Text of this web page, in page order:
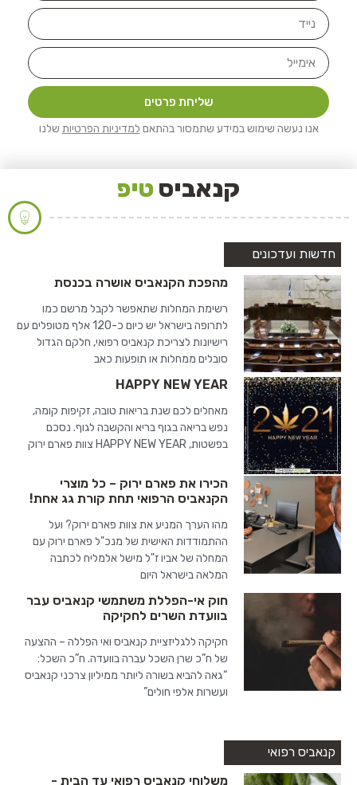
שליחת פרטים
אנו נעשה שימוש במידע שתמסור בהתאם למדיניות הפרטיות שלנו
קנאביס טיפ
חדשות ועדכונים
מהפכת הקנאביס אושרה בכנסת
רשימת המחלות שתאפשר לקבל מרשם כמו
לתרופה בישראל יש כיום כ-120 אלף מטופלים עם
רישיונות לצריכת קנאביס רפואי, חלקם הגדול
סובלים ממחלות או תופעות כאב
HAPPY NEW YEAR
מאחלים לכם שנת בריאות טובה, זקיפות קומה,
נפש בריאה בגוף בריא והקשבה לגוף. נסכם
בפשטות, HAPPY NEW YEAR צוות פארם ירוק
הכירו את פארם ירוק – כל מוצרי
הקנאביס הרפואי תחת קורת גג אחת!
מהו הערך המניע את צוות פארם ירוק? ועל
ההתמודדות האישית של מנכ"ל פארם ירוק עם
המחלה של אביו ז"ל מישל אלמליח לכתבה
המלאה בישראל היום
חוק אי-הפללת משתמשי קנאביס עבר
בוועדת השרים לחקיקה
חקיקה ללגליזציית קנאביס ואי הפללה – ההצעה
של ח”כ שרן השכל עברה בוועדה. ח”כ השכל:
“גאה להביא בשורה ליותר ממיליון צרכני קנאביס
ועשרות אלפי חולים”
קנאביס רפואי
משלוחי קנאביס רפואי עד הבית -